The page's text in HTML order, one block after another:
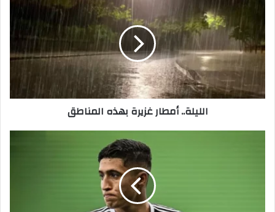
المناطق
الليلة.. أمطار غزيرة بهذه المناطق